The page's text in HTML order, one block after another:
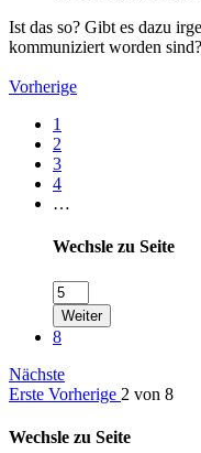
Ist das so? Gibt es dazu
kommuniziert worden sind?
Vorherige
1
2
3
4
…
Wechsle zu Seite
Weiter
8
Nächste
Erste Vorherige 2 von 8
Wechsle zu Seite